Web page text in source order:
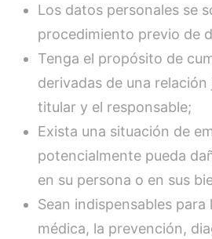
Los datos personales se
procedimiento previo de
Tenga el propósito de
derivadas de una
titular y el responsable;
Exista una situación de
potencialmente pueda
en su persona o en sus
Sean indispensables para
médica, la prevención,